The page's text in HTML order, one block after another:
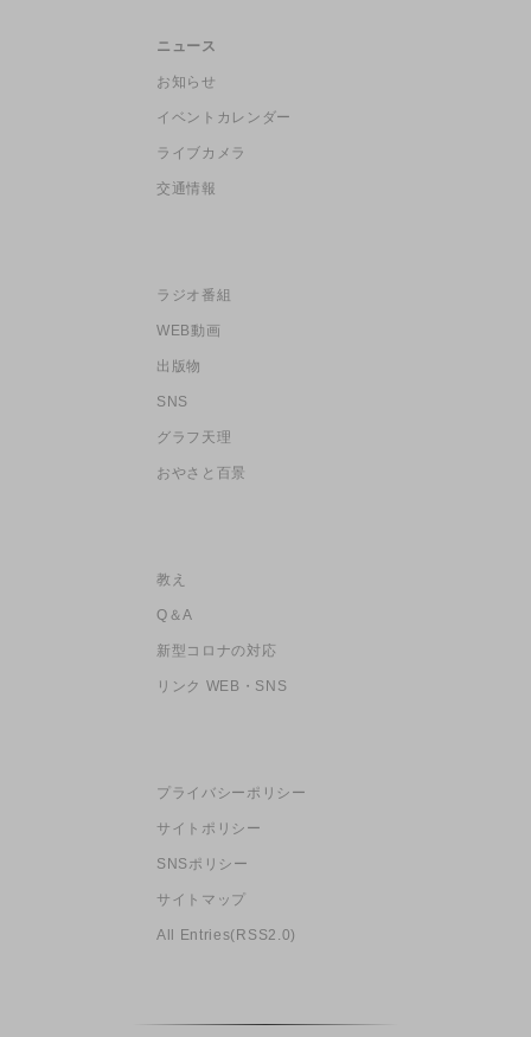
ニュース
お知らせ
イベントカレンダー
ライブカメラ
交通情報
ラジオ番組
WEB動画
出版物
SNS
グラフ天理
おやさと百景
教え
Q＆A
新型コロナの対応
リンク WEB・SNS
プライバシーポリシー
サイトポリシー
SNSポリシー
サイトマップ
All Entries(RSS2.0)